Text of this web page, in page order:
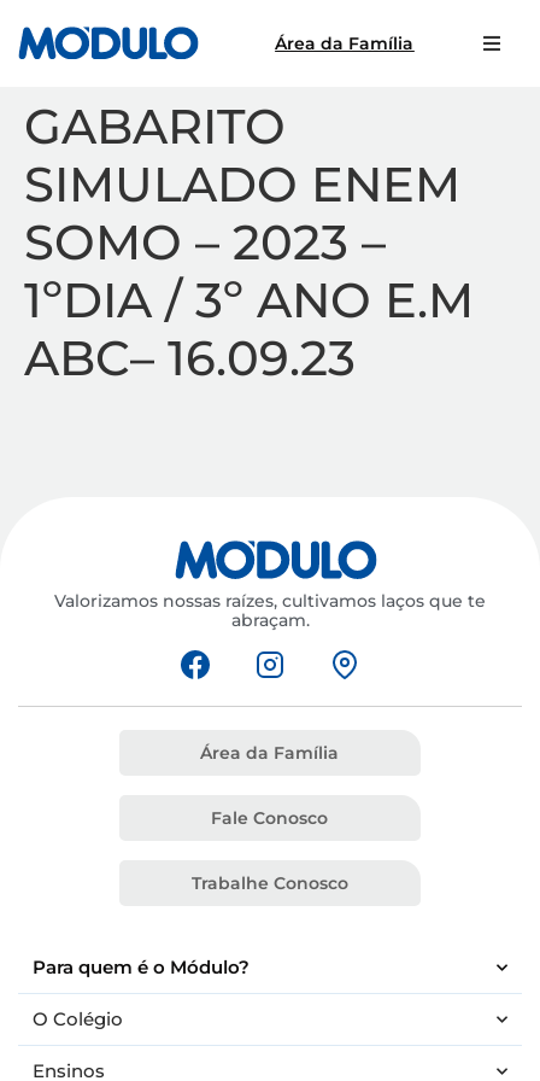
Área da Família
GABARITO
SIMULADO ENEM
SOMO – 2023 –
1ºDIA / 3º ANO E.M
ABC– 16.09.23
Valorizamos nossas raízes, cultivamos laços que te
abraçam.
Para quem é o Módulo?
O Colégio
Ensinos
Área da Família
Fale Conosco
Trabalhe Conosco